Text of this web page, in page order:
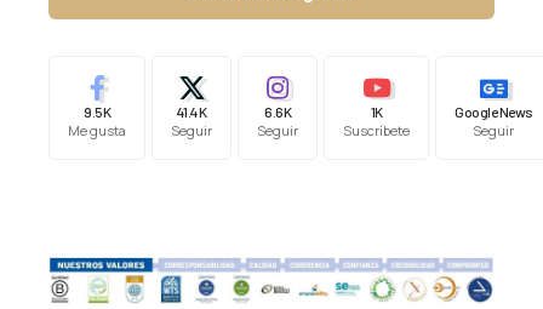
9.5K
Me gusta
41.4K
Seguir
6.6K
Seguir
1K
Suscríbete
Google News
Seguir